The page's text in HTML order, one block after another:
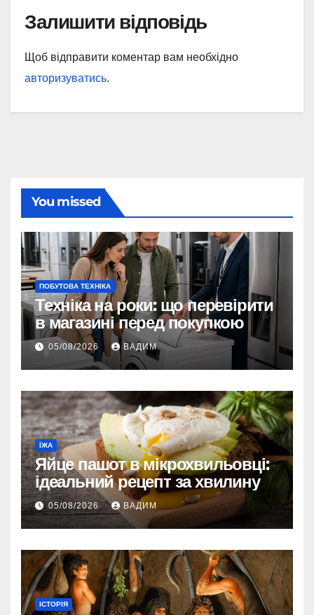
Залишити відповідь
Щоб відправити коментар вам необхідно
авторизуватись.
You missed
ПОБУТОВА ТЕХНІКА
Техніка на роки: що перевірити
в магазині перед покупкою
05/08/2026 ВАДИМ
ЇЖА
Яйце пашот в мікрохвильовці:
ідеальний рецепт за хвилину
05/08/2026 ВАДИМ
ІСТОРІЯ